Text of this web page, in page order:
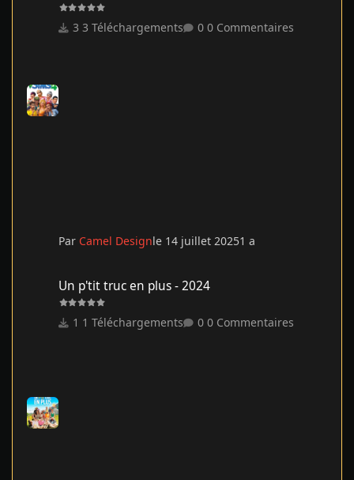
3 Téléchargements 0 Commentaires
Par Camel Designle 14 juillet 20251 a
Un p'tit truc en plus - 2024
1 Téléchargements 0 Commentaires